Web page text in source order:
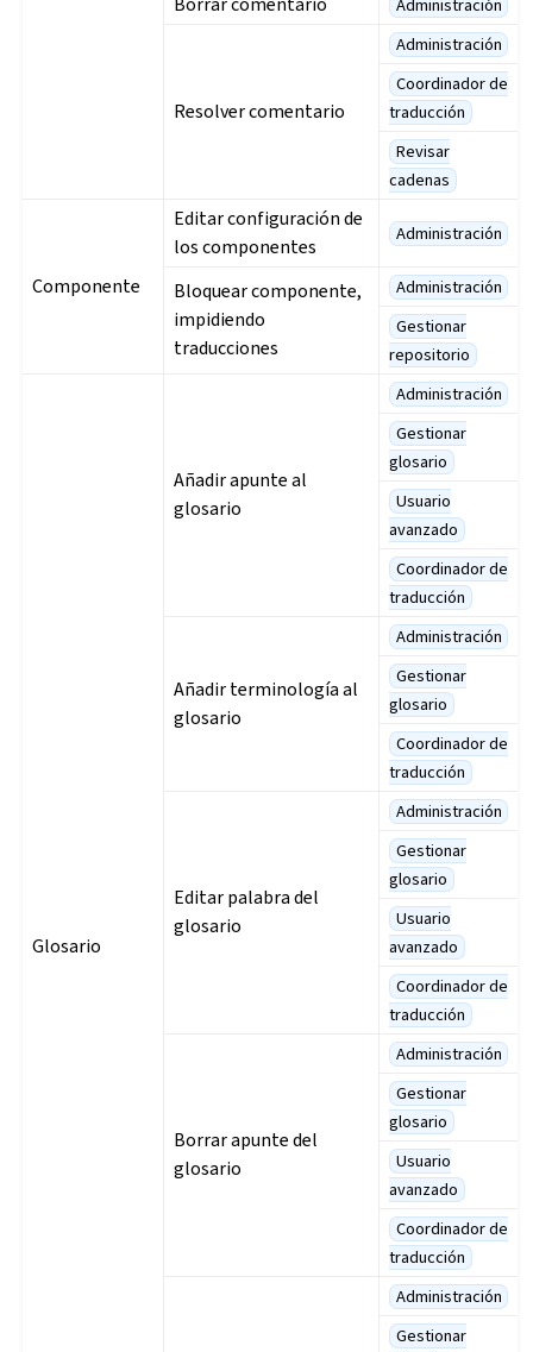
Administración
Resolver comentario
Administración
Coordinador de
traducción
Revisar
cadenas
Componente
Editar configuración de
los componentes
Administración
Bloquear componente,
impidiendo
traducciones
Administración
Gestionar
repositorio
Glosario
Añadir apunte al
glosario
Administración
Gestionar
glosario
Usuario
avanzado
Coordinador de
traducción
Añadir terminología al
glosario
Administración
Gestionar
glosario
Coordinador de
traducción
Editar palabra del
glosario
Administración
Gestionar
glosario
Usuario
avanzado
Coordinador de
traducción
Borrar apunte del
glosario
Administración
Gestionar
glosario
Usuario
avanzado
Coordinador de
traducción
Administración
Gestionar